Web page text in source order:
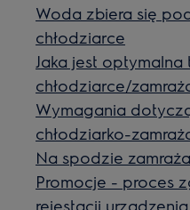
Woda zbiera się
chłodziarce
Jaka jest
chłodziarce/
Wymagania
chłodziarko-
Na spodzie
Promocje - proces
rejestacji urządzenia